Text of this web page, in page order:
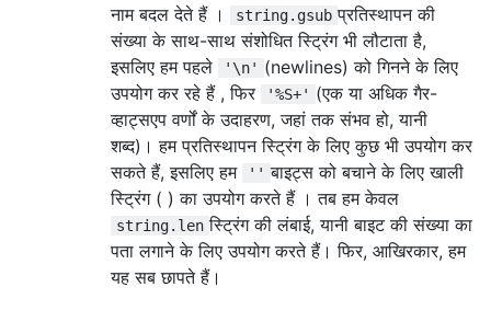
नाम बदल देते हैं ।
string.gsub प्रतिस्थापन की
संख्या के साथ-साथ संशोधित स्ट्रिंग भी लौटाता है,
इसलिए हम पहले
'\n' (newlines) को गिनने के लिए
उपयोग कर रहे हैं , फिर
'%S+' (एक या अधिक गैर-
व्हाट्सएप वर्णों के उदाहरण, जहां तक ​​संभव हो, यानी
शब्द)। हम प्रतिस्थापन स्ट्रिंग के लिए कुछ भी उपयोग कर
सकते हैं, इसलिए हम
'' बाइट्स को बचाने के लिए खाली
स्ट्रिंग ( ) का उपयोग करते हैं । तब हम केवल
string.len स्ट्रिंग की लंबाई, यानी बाइट की संख्या का
पता लगाने के लिए उपयोग करते हैं। फिर, आखिरकार, हम
यह सब छापते हैं।